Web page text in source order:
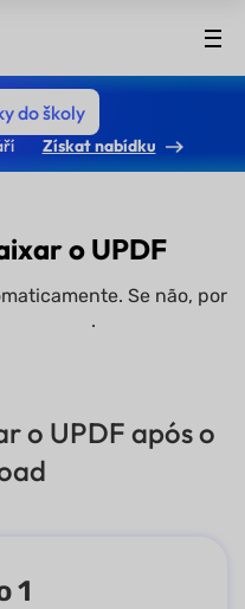
do školy
Získat nabídku
o UPDF
Se não, por
.
o UPDF após o
1